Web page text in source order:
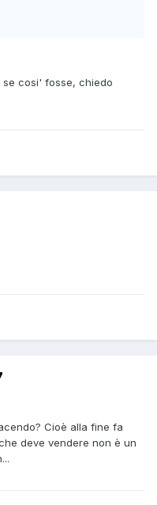
cosi' fosse, chiedo
Cioè alla fine fa
deve vendere non è un